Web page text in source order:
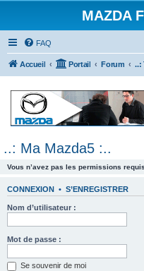
MAZDA
FAQ
Accueil Portail Forum
..: Ma Mazda5 :..
Vous n’avez pas les permissions
CONNEXION • S’ENREGISTRER
Nom d’utilisateur :
Mot de passe :
Se souvenir de moi